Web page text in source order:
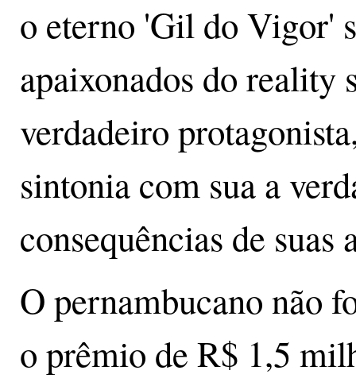
o eterno 'Gil do Vigor'
apaixonados do reality
verdadeiro
sintonia com sua a
consequências de suas
O pernambucano não
o prêmio de R$ 1,5